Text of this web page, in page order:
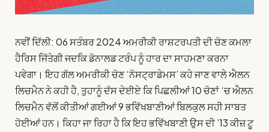
ਨਵੀਂ ਦਿੱਲੀ: 06 ਸਤੰਬਰ 2024 ਅਮਰੀਕੀ ਰਾਸ਼ਟਰਪਤੀ ਦੀ ਚੋਣ ਕਮਲਾ
ਹੈਰਿਸ ਜਿੱਤੇਗੀ ਜਦਕਿ ਡੋਨਾਲਡ ਟਰੰਪ ਨੂੰ ਹਾਰ ਦਾ ਸਾਹਮਣਾ ਕਰਨਾ
ਪਵੇਗਾ। ਇਹ ਗੱਲ ਅਮਰੀਕੀ ਚੋਣ ‘ਨੋਸਟ੍ਰਾਡੇਮਸ’ ਕਹੇ ਜਾਣ ਵਾਲੇ ਐਲਨ
ਲਿਚਮੈਨ ਨੇ ਕਹੀ ਹੈ, ਤੁਹਾਨੂੰ ਦੱਸ ਦੇਈਏ ਕਿ ਪਿਛਲੀਆਂ 10 ਚੋਣਾਂ ‘ਚ ਐਲਨ
ਲਿਚਮੈਨ ਵੱਲੋਂ ਕੀਤੀਆਂ ਗਈਆਂ 9 ਭਵਿੱਖਬਾਣੀਆਂ ਬਿਲਕੁਲ ਸਹੀ ਸਾਬਤ
ਹੋਈਆਂ ਹਨ। ਕਿਹਾ ਜਾ ਰਿਹਾ ਹੈ ਕਿ ਇਹ ਭਵਿੱਖਬਾਣੀ ਉਸ ਦੀ ’13 ਕੀਜ਼ ਟੂ